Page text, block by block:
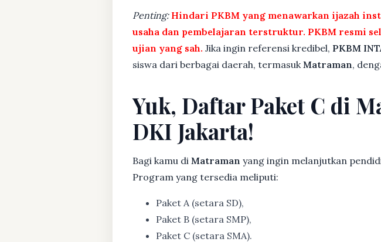
Penting: Hindari PKBM yang menawarkan ijazah
usaha dan pembelajaran terstruktur. PKBM resmi
ujian yang sah. Jika ingin referensi kredibel, PKBM
siswa dari berbagai daerah, termasuk Matraman,
Yuk, Daftar Paket C di
DKI Jakarta!
Bagi kamu di Matraman yang ingin melanjutkan
Program yang tersedia meliputi:
Paket A (setara SD),
Paket B (setara SMP),
Paket C (setara SMA).